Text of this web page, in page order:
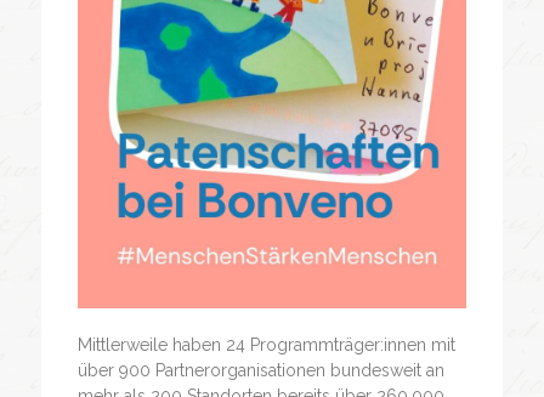
Mittlerweile haben 24 Programmträger:innen mit
über 900 Partnerorganisationen bundesweit an